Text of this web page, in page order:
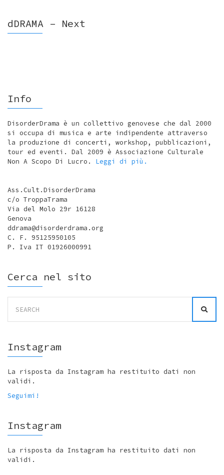
dDRAMA – Next
Info
DisorderDrama è un collettivo genovese che dal 2000
si occupa di musica e arte indipendente attraverso
la produzione di concerti, workshop, pubblicazioni,
tour ed eventi. Dal 2009 è Associazione Culturale
Non A Scopo Di Lucro. Leggi di più.
Ass.Cult.DisorderDrama
c/o TroppaTrama
Via del Molo 29r 16128
Genova
ddrama@disorderdrama.org
C. F. 95125950105
P. Iva IT 01926000991
Cerca nel sito
for:
Instagram
La risposta da Instagram ha restituito dati non
validi.
Seguimi!
Instagram
La risposta da Instagram ha restituito dati non
validi.